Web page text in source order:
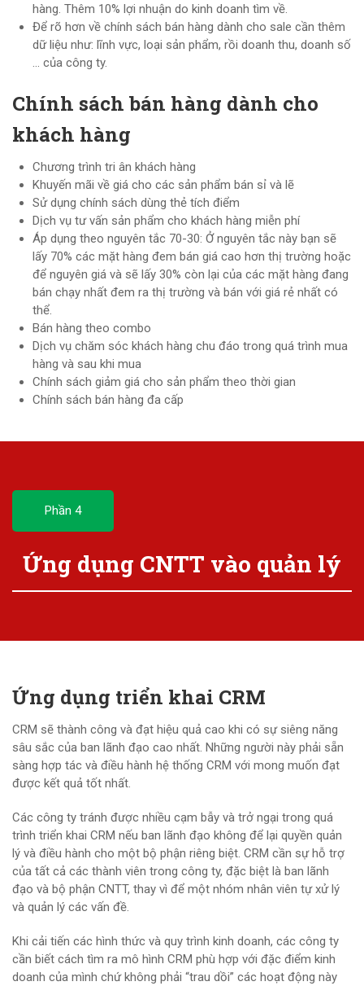
hàng. Thêm 10% lợi nhuận do kinh doanh tìm về.
Để rõ hơn về chính sách bán hàng dành cho sale cần thêm
dữ liệu như: lĩnh vực, loại sản phẩm, rồi doanh thu, doanh số
… của công ty.
Chính sách bán hàng dành cho
khách hàng
Chương trình tri ân khách hàng
Khuyến mãi về giá cho các sản phẩm bán sỉ và lẽ
Sử dụng chính sách dùng thẻ tích điểm
Dịch vụ tư vấn sản phẩm cho khách hàng miễn phí
Áp dụng theo nguyên tắc 70-30: Ở nguyên tắc này bạn sẽ
lấy 70% các mặt hàng đem bán giá cao hơn thị trường hoặc
để nguyên giá và sẽ lấy 30% còn lại của các mặt hàng đang
bán chạy nhất đem ra thị trường và bán với giá rẻ nhất có
thể.
Bán hàng theo combo
Dịch vụ chăm sóc khách hàng chu đáo trong quá trình mua
hàng và sau khi mua
Chính sách giảm giá cho sản phẩm theo thời gian
Chính sách bán hàng đa cấp
Phần 4
Ứng dụng CNTT vào quản lý
Ứng dụng triển khai CRM
CRM sẽ thành công và đạt hiệu quả cao khi có sự siêng năng
sâu sắc của ban lãnh đạo cao nhất. Những người này phải sẵn
sàng hợp tác và điều hành hệ thống CRM với mong muốn đạt
được kết quả tốt nhất.
Các công ty tránh được nhiều cạm bẫy và trở ngại trong quá
trình triển khai CRM nếu ban lãnh đạo không để lại quyền quản
lý và điều hành cho một bộ phận riêng biệt. CRM cần sự hỗ trợ
của tất cả các thành viên trong công ty, đặc biệt là ban lãnh
đạo và bộ phận CNTT, thay vì để một nhóm nhân viên tự xử lý
và quản lý các vấn đề.
Khi cải tiến các hình thức và quy trình kinh doanh, các công ty
cần biết cách tìm ra mô hình CRM phù hợp với đặc điểm kinh
doanh của mình chứ không phải “trau dồi” các hoạt động này